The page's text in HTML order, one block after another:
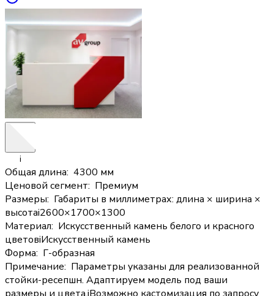
i
Общая длина: 4300 мм
Ценовой сегмент: Премиум
Размеры: Габариты в миллиметрах: длина × ширина ×
высотаi2600×1700×1300
Материал: Искусственный камень белого и красного
цветовiИскусственный камень
Форма: Г-образная
Примечание: Параметры указаны для реализованной
стойки-ресепшн. Адаптируем модель под ваши